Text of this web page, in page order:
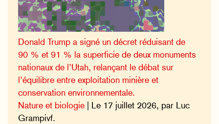
Donald Trump a signé un décret réduisant de
90 % et 91 % la superficie de deux monuments
nationaux de l’Utah, relançant le débat sur
l’équilibre entre exploitation minière et
conservation environnementale.
Nature et biologie | Le 17 juillet 2026, par Luc
Grampivf.